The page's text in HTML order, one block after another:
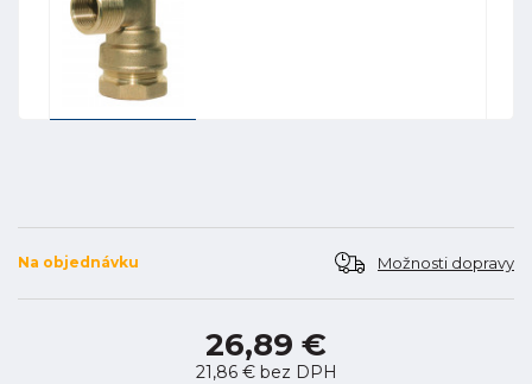
Na objednávku Možnosti dopravy
26,89 €
21,86 €bez DPH